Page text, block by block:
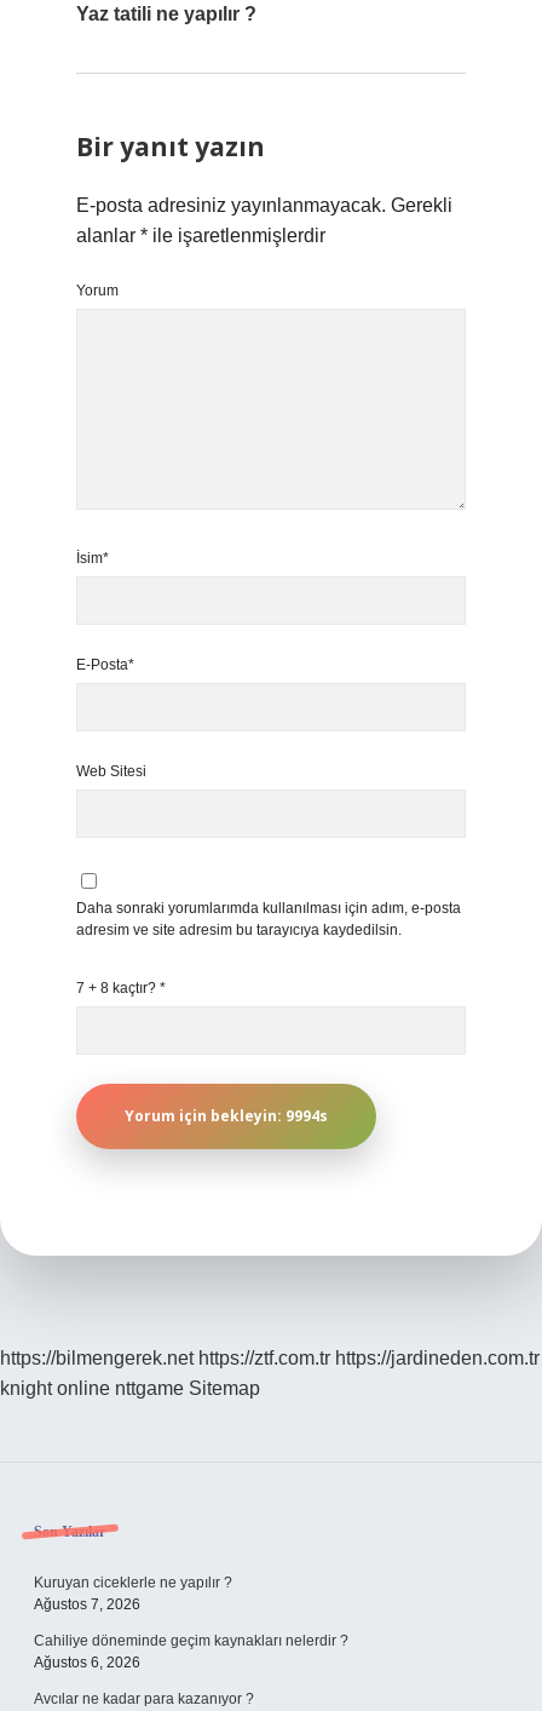
Yaz tatili ne yapılır ?
Bir yanıt yazın
E-posta adresiniz yayınlanmayacak. Gerekli
alanlar * ile işaretlenmişlerdir
Yorum
İsim*
E-Posta*
Web Sitesi
Daha sonraki yorumlarımda kullanılması için adım, e-posta
adresim ve site adresim bu tarayıcıya kaydedilsin.
7 + 8 kaçtır? *
https://bilmengerek.net https://ztf.com.tr https://jardineden.com.tr
knight online nttgame Sitemap
Sidebar
Son Yazılar
Kuruyan ciceklerle ne yapılır ?
Ağustos 7, 2026
Cahiliye döneminde geçim kaynakları nelerdir ?
Ağustos 6, 2026
Avcılar ne kadar para kazanıyor ?